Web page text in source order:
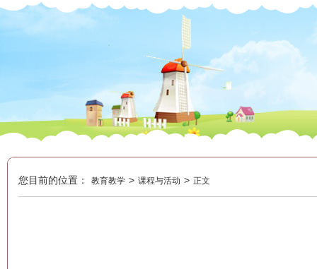
您目前的位置： 教育教学 > 课程与活动 > 正文